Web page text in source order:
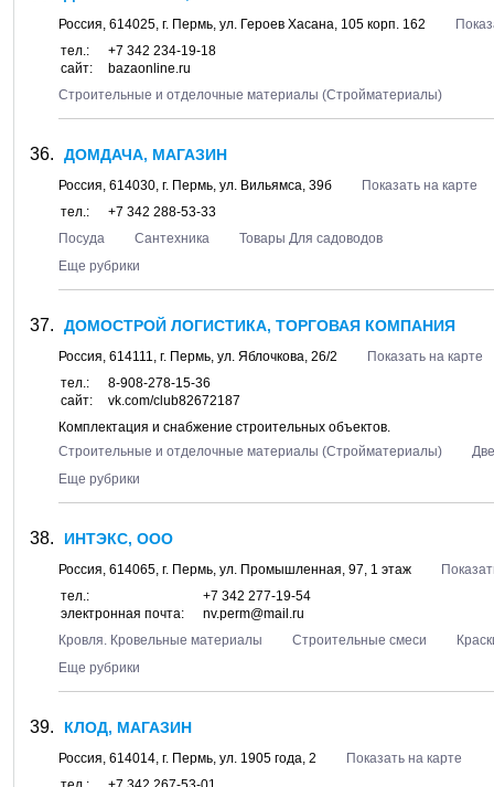
Россия, 614025, г. Пермь, ул. Героев Хасана, 105 корп. 162
тел.:
+7 342 234-19-18
сайт:
bazaonline.ru
Строительные и отделочные материалы (Стройматериалы)
ДОМДАЧА, МАГАЗИН
Россия, 614030, г. Пермь, ул. Вильямса, 39б
Показать на карте
тел.:
+7 342 288-53-33
Посуда
Сантехника
Товары Для садоводов
Еще рубрики
ДОМОСТРОЙ ЛОГИСТИКА, ТОРГОВАЯ КОМПАНИЯ
Россия, 614111, г. Пермь, ул. Яблочкова, 26/2
Показать на карте
тел.:
8-908-278-15-36
сайт:
vk.com/club82672187
Комплектация и снабжение строительных объектов.
Строительные и отделочные материалы (Стройматериалы)
Еще рубрики
ИНТЭКС, ООО
Россия, 614065, г. Пермь, ул. Промышленная, 97, 1 этаж
тел.:
+7 342 277-19-54
электронная почта:
nv.perm@mail.ru
Кровля. Кровельные материалы
Строительные смеси
Еще рубрики
КЛОД, МАГАЗИН
Россия, 614014, г. Пермь, ул. 1905 года, 2
Показать на карте